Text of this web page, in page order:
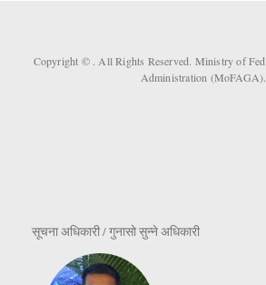
Copyright © . All Rights Reserved. Ministry of
Administration (MoFAGA).
सूचना अधिकारी / गुनासो सुन्ने अधिकारी